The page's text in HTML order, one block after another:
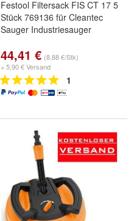
Festool Filtersack FIS CT 17 5
Stück 769136 für Cleantec
Sauger Industriesauger
44,41 € (8,88 €/Stk)
+ 5,90 € Versand
1